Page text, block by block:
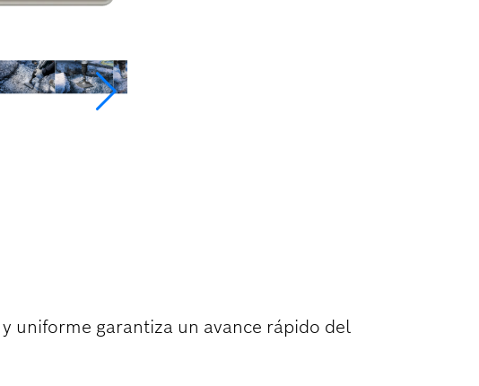
uniforme garantiza un avance rápido del